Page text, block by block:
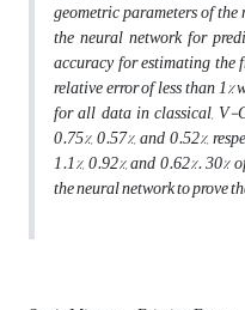
geometric parameters of
the neural network for
accuracy for estimating
relative error of less than
for all data in classical, V-
0.75%, 0.57%, and 0.52%,
1.1%, 0.92%, and 0.62%.
the neural network to prove